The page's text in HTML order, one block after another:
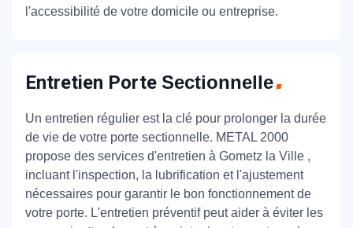
l'accessibilité de votre domicile ou entreprise.
Entretien Porte Sectionnelle
Un entretien régulier est la clé pour prolonger la durée
de vie de votre porte sectionnelle. METAL 2000
propose des services d'entretien à Gometz la Ville ,
incluant l'inspection, la lubrification et l'ajustement
nécessaires pour garantir le bon fonctionnement de
votre porte. L'entretien préventif peut aider à éviter les